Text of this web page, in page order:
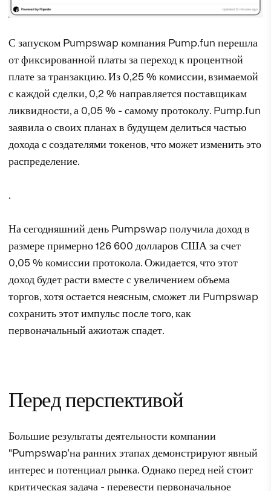
С запуском Pumpswap компания Pump.fun перешла
от фиксированной платы за переход к процентной
плате за транзакцию. Из 0,25 % комиссии, взимаемой
с каждой сделки, 0,2 % направляется поставщикам
ликвидности, а 0,05 % - самому протоколу. Pump.fun
заявила о своих планах в будущем делиться частью
дохода с создателями токенов, что может изменить это
распределение.
.
На сегодняшний день Pumpswap получила доход в
размере примерно 126 600 долларов США за счет
0,05 % комиссии протокола. Ожидается, что этот
доход будет расти вместе с увеличением объема
торгов, хотя остается неясным, сможет ли Pumpswap
сохранить этот импульс после того, как
первоначальный ажиотаж спадет.
Перед перспективой
Большие результаты деятельности компании
"Pumpswap’на ранних этапах демонстрируют явный
интерес и потенциал рынка. Однако перед ней стоит
критическая задача - перевести первоначальное